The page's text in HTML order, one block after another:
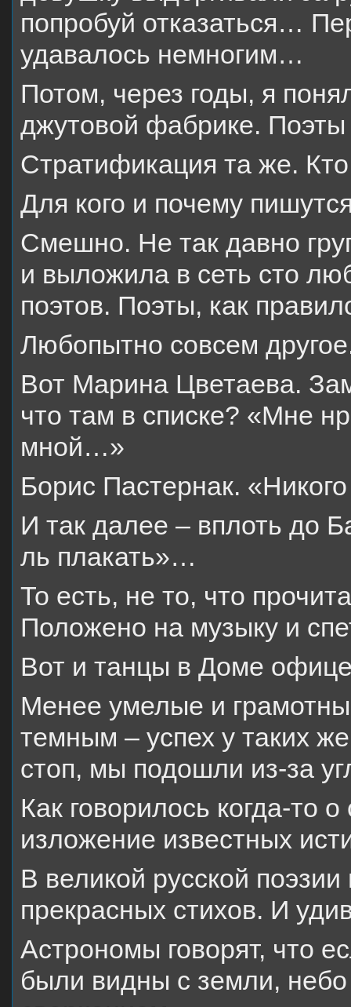
попробуй отказаться…
удавалось немногим…
Потом, через годы, я
джутовой фабрике.
Стратификация та же.
Для кого и почему
Смешно. Не так давно
и выложила в сеть сто
поэтов. Поэты, как
Любопытно совсем
Вот Марина Цветаева.
что там в списке? «Мне
мной…»
Борис Пастернак.
И так далее – вплоть до
ль плакать»…
То есть, не то, что
Положено на музыку и
Вот и танцы в Доме
Менее умелые и
темным – успех у таких
стоп, мы подошли из-за
Как говорилось когда-то
изложение известных
В великой русской
прекрасных стихов. И
Астрономы говорят, что
были видны с земли,